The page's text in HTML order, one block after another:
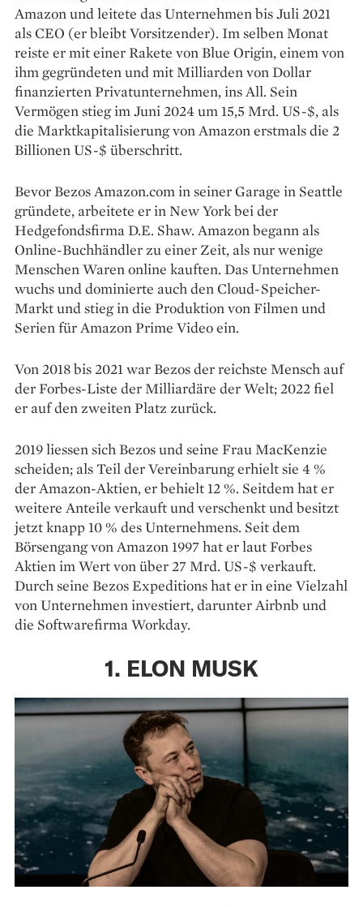
Amazon und leitete das Unternehmen bis Juli 2021
als CEO (er bleibt Vorsitzender). Im selben Monat
reiste er mit einer Rakete von Blue Origin, einem von
ihm gegründeten und mit Milliarden von Dollar
finanzierten Privatunternehmen, ins All. Sein
Vermögen stieg im Juni 2024 um 15,5 Mrd. US-$, als
die Marktkapitalisierung von Amazon erstmals die 2
Billionen US-$ überschritt.
Bevor Bezos Amazon.com in seiner Garage in Seattle
gründete, arbeitete er in New York bei der
Hedgefondsfirma D.E. Shaw. Amazon begann als
Online-Buchhändler zu einer Zeit, als nur wenige
Menschen Waren online kauften. Das Unternehmen
wuchs und dominierte auch den Cloud-Speicher-
Markt und stieg in die Produktion von Filmen und
Serien für Amazon Prime Video ein.
Von 2018 bis 2021 war Bezos der reichste Mensch auf
der Forbes-Liste der Milliardäre der Welt; 2022 fiel
er auf den zweiten Platz zurück.
2019 liessen sich Bezos und seine Frau MacKenzie
scheiden; als Teil der Vereinbarung erhielt sie 4 %
der Amazon-Aktien, er behielt 12 %. Seitdem hat er
weitere Anteile verkauft und verschenkt und besitzt
jetzt knapp 10 % des Unternehmens. Seit dem
Börsengang von Amazon 1997 hat er laut Forbes
Aktien im Wert von über 27 Mrd. US-$ verkauft.
Durch seine Bezos Expeditions hat er in eine Vielzahl
von Unternehmen investiert, darunter Airbnb und
die Softwarefirma Workday.
1. ELON MUSK